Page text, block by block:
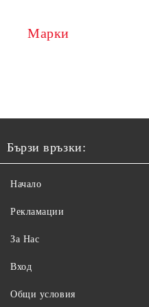
Марки
Бързи връзки:
Начало
Рекламации
За Нас
Вход
Общи условия